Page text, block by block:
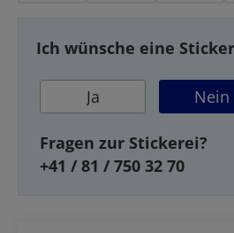
Ich wünsche eine
Ja Nein
Fragen zur Stickerei?
+41 / 81 / 750 32 70